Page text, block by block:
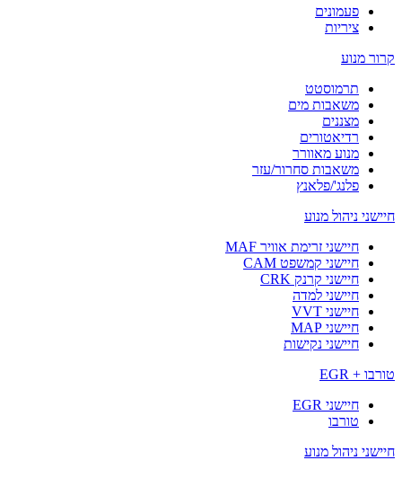
פעמונים
ציריות
קרור מנוע
תרמוסטט
משאבות מים
מצננים
רדיאטורים
מנוע מאוורר
משאבות סחרור/עזר
פלנג'/פלאנץ
חיישני ניהול מנוע
חיישני זרימת אוויר MAF
חיישני קמשפט CAM
חיישני קרנק CRK
חיישני למדה
חיישני VVT
חיישני MAP
חיישני נקישות
טורבו + EGR
חיישני EGR
טורבו
חיישני ניהול מנוע